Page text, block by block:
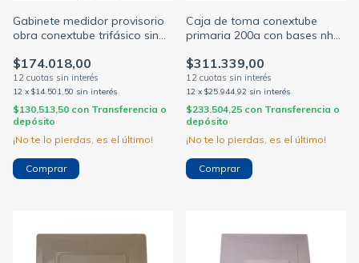
Gabinete medidor provisorio
obra conextube trifásico sin
$174.018,00
12 x $14.501,50 sin interés
$130.513,50 con Transferencia o
depósito
¡No te lo pierdas, es el último!
Caja de toma conextube
primaria 200a con bases nh
$311.339,00
12 x $25.944,92 sin interés
$233.504,25 con Transferencia o
depósito
¡No te lo pierdas, es el último!